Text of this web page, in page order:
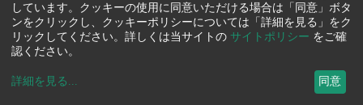
しています。クッキーの使用に同意いただける場合は「同意」ボタ
ンをクリックし、クッキーポリシーについては「詳細を見る」をク
リックしてください。詳しくは当サイトの サイトポリシー をご確
認ください。
詳細を見る ... 同意